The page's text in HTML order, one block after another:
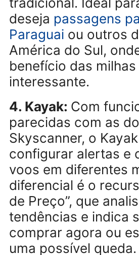
3. 123Milhas:
brasileiro é
deseja utilizar
pagando menos.
permitir a compra
nacionais e
milhas de
promoções
geralmente abaixo
tradicional. Ideal
deseja
Paraguaiou
América do Sul,
benefício das